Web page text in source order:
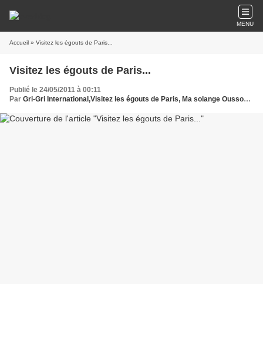
MENU
Accueil » Visitez les égouts de Paris...
Visitez les égouts de Paris...
Publié le 24/05/2011 à 00:11
Par Gri-Gri International,Visitez les égouts de Paris, Ma solange Oussou, Protche